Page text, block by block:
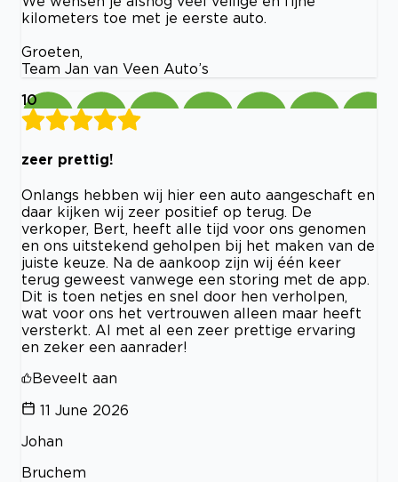
kilometers toe met je eerste auto.
Groeten,
Team Jan van Veen Auto’s
10
zeer prettig!
Onlangs hebben wij hier een auto aangeschaft en
daar kijken wij zeer positief op terug. De
verkoper, Bert, heeft alle tijd voor ons genomen
en ons uitstekend geholpen bij het maken van de
juiste keuze. Na de aankoop zijn wij één keer
terug geweest vanwege een storing met de app.
Dit is toen netjes en snel door hen verholpen,
wat voor ons het vertrouwen alleen maar heeft
versterkt. Al met al een zeer prettige ervaring
en zeker een aanrader!
Beveelt aan
11 June 2026
Johan
Bruchem